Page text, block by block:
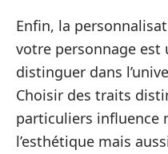
Enfin, la
votre personnage est
distinguer dans
Choisir des traits
particuliers influence
l’esthétique mais